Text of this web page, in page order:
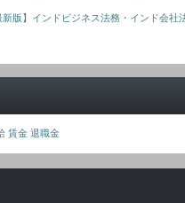
新版】インドビジネス法務・インド会社
賃金 退職金